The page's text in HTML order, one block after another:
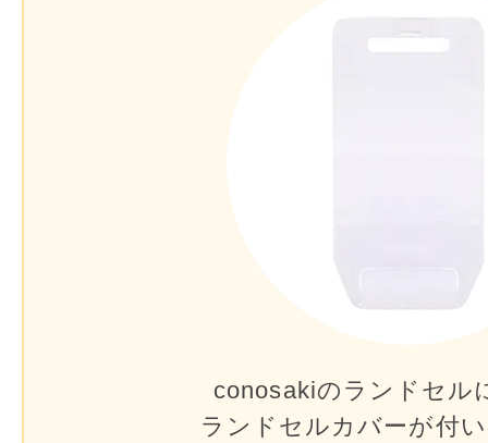
conosakiのランドセル
ランドセルカバーが付